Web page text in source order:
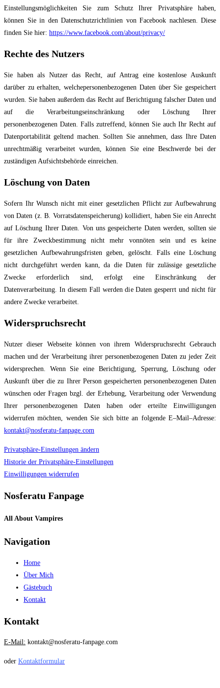
Einstellungsmöglichkeiten Sie zum Schutz Ihrer Privatsphäre haben,
können Sie in den Datenschutzrichtlinien von Facebook nachlesen. Diese
finden Sie hier: https://www.facebook.com/about/privacy/
Rechte des Nutzers
Sie haben als Nutzer das Recht, auf Antrag eine kostenlose Auskunft
darüber zu erhalten,welchepersonenbezogenen Daten über Sie gespeichert
wurden. Sie haben außerdem das Recht auf Berichtigung falscher Daten und
auf die Verarbeitungseinschränkung oder Löschung Ihrer
personenbezogenen Daten. Falls zutreffend, können Sie auch Ihr Recht auf
Datenportabilität geltend machen. Sollten Sie annehmen, dass Ihre Daten
unrechtmäßigverarbeitet wurden, können Sie eine Beschwerde bei der
zuständigen Aufsichtsbehörde einreichen.
Löschung von Daten
Sofern Ihr Wunsch nicht mit einer gesetzlichen Pflicht zur Aufbewahrung
von Daten (z. B. Vorratsdatenspeicherung) kollidiert, haben Sie ein Anrecht
auf Löschung Ihrer Daten. Von uns gespeicherte Daten werden, sollten sie
für ihre Zweckbestimmung nicht mehr vonnöten sein und es keine
gesetzlichen Aufbewahrungsfristen geben, gelöscht. Falls eine Löschung
nicht durchgeführt werden kann, da die Daten für zulässige gesetzliche
Zwecke erforderlich sind, erfolgt eine Einschränkung der
Datenverarbeitung. In diesem Fall werden die Datengesperrt und nicht für
andere Zwecke verarbeitet.
Widerspruchsrecht
Nutzer dieser Webseite können von ihrem Widerspruchsrecht Gebrauch
machen und der Verarbeitung ihrer personenbezogenen Daten zu jeder Zeit
widersprechen. Wenn Sie eine Berichtigung, Sperrung, Löschung oder
Auskunft über die zu Ihrer Person gespeicherten personenbezogenen Daten
wünschen oder Fragen bzgl. der Erhebung, Verarbeitung oder Verwendung
Ihrer personenbezogenen Daten haben oder erteilte Einwilligungen
widerrufen möchten, wenden Sie sich bitte an folgende E–Mail–Adresse:
kontakt@nosferatu-fanpage.com
Privatsphäre-Einstellungen ändern
Historie der Privatsphäre-Einstellungen
Einwilligungen widerrufen
Nosferatu Fanpage
All About Vampires
Navigation
Home
Über Mich
Gästebuch
Kontakt
Kontakt
E-Mail: kontakt@nosferatu-fanpage.com
oder Kontaktformular